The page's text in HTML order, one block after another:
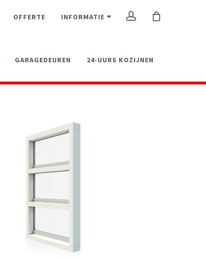
OFFERTE INFORMATIE ACCOUNT
GARAGEDEUREN 24-UURS KOZIJNEN